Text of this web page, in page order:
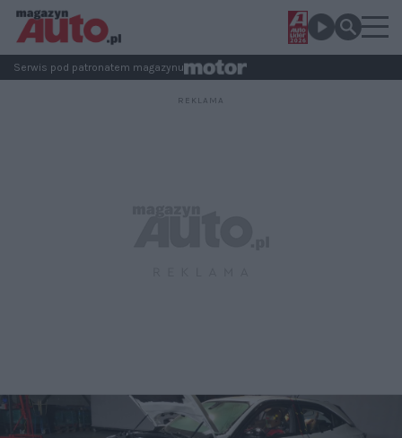
Serwis pod patronatem magazynu